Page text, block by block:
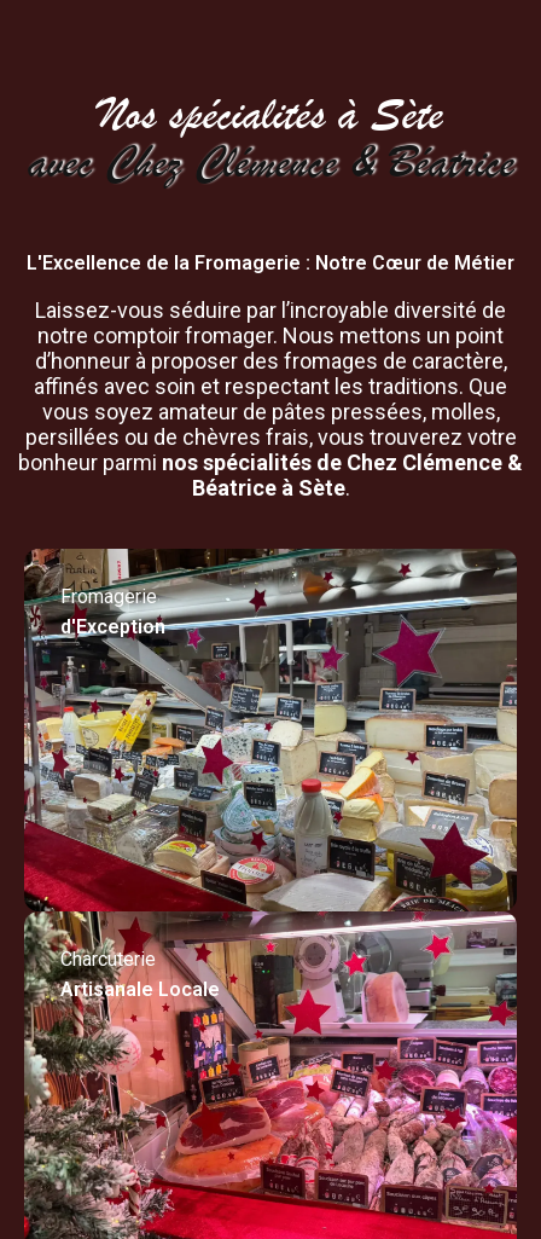
Nos spécialités à Sète
avec Chez Clémence & Béatrice
L'Excellence de la Fromagerie : Notre Cœur de Métier
Laissez-vous séduire par l’incroyable diversité de
notre comptoir fromager. Nous mettons un point
d’honneur à proposer des fromages de caractère,
affinés avec soin et respectant les traditions. Que
vous soyez amateur de pâtes pressées, molles,
persillées ou de chèvres frais, vous trouverez votre
bonheur parmi nos spécialités de Chez Clémence &
Béatrice à Sète.
Fromagerie
d'Exception
Charcuterie
Artisanale Locale